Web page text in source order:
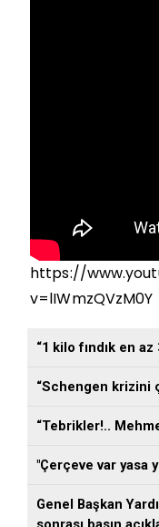
https://
v=lIWmzQVzM0Y
“1 kilo fındık en az
“Schengen krizini
“Tebrikler!..
"Çerçeve var yasa
Genel Başkan